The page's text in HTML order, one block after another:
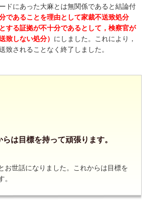
ドにあった大麻とは無関係であると結論付
であることを理由として家裁不送致処分
する証拠が不十分であるとして，検察官が
致しない処分） にしました。これにより，
致されることなく終了しました。
らは目標を持って頑張ります。
お世話になりました。これからは目標を
。